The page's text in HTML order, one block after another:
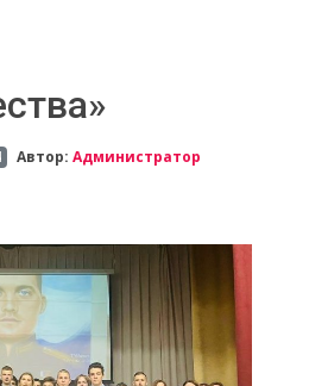
Автор:Администратор